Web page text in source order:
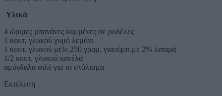
Υλικά
4 ώριμες μπανάνες κομμένες σε ροδέλες
1 κουτ, γλυκού χυμό λεμόνι
1 κουτ. γλυκού μέλι 250 γραμ. γιαούρτι με 2% λιπαρά
1/2 κουτ. γλυκού κανέλα
αμύγδαλα φιλέ για το στόλισμα
Εκτέλεση